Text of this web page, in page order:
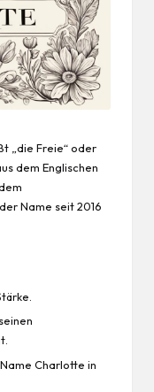
„die Freie“ oder
dem Englischen
Name seit 2016
Charlotte in